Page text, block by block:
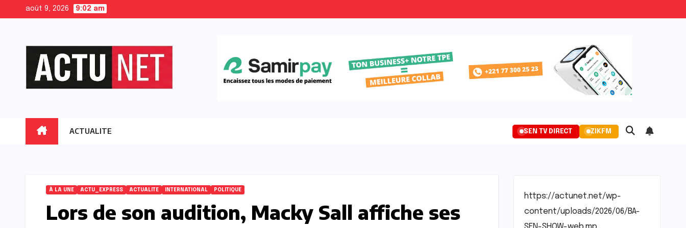
août 9, 2026 9:02 am
ACTUALITE SEN TV DIRECT ZIKFM
À LA UNE ACTU_EXPRESS ACTUALITE INTERNATIONAL POLITIQUE
Lors de son audition, Macky Sall affiche ses
https://actunet.net/wp-
content/uploads/2026/06/BA-